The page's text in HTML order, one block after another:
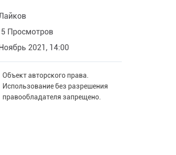
Просмотров
2021, 14:00
Объект авторского права.
Использование без разрешения
правообладателя запрещено.